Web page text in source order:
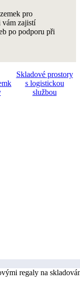
pro
vám zajistí
po podporu při
Skladové prostory
s logistickou
službou
regaly na